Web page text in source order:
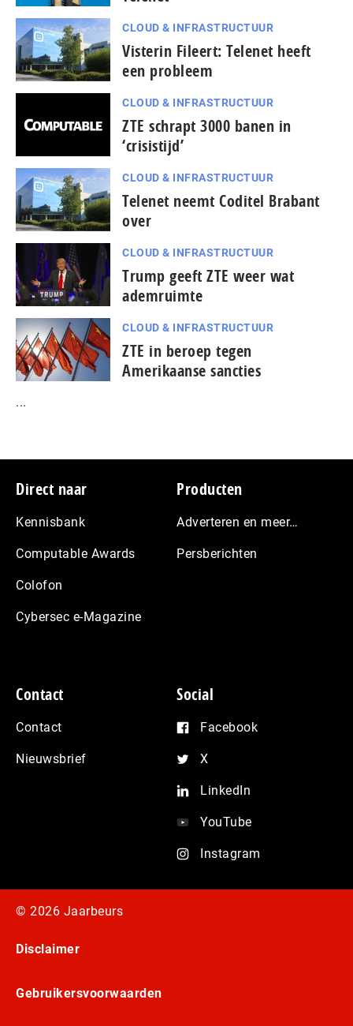
CLOUD & INFRASTRUCTUUR
Visterin Fileert: Telenet heeft
een probleem
CLOUD & INFRASTRUCTUUR
ZTE schrapt 3000 banen in
‘crisistijd’
CLOUD & INFRASTRUCTUUR
Telenet neemt Coditel Brabant
over
CLOUD & INFRASTRUCTUUR
Trump geeft ZTE weer wat
ademruimte
CLOUD & INFRASTRUCTUUR
ZTE in beroep tegen
Amerikaanse sancties
...
Footer
Direct naar
Kennisbank
Computable Awards
Colofon
Cybersec e-Magazine
Producten
Adverteren en meer…
Persberichten
Contact
Contact
Nieuwsbrief
Social
Facebook
X
LinkedIn
YouTube
Instagram
© 2026 Jaarbeurs
Disclaimer
Gebruikersvoorwaarden